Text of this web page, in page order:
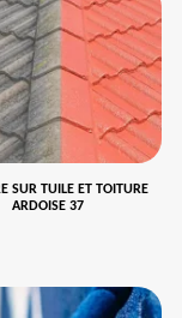
SUR TUILE ET TOITURE
ARDOISE 37